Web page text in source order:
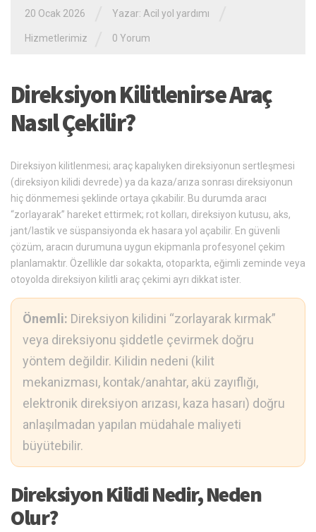
20 Ocak 2026 Yazar: Acil yol yardımı
Hizmetlerimiz 0 Yorum
Direksiyon Kilitlenirse Araç
Nasıl Çekilir?
Direksiyon kilitlenmesi; araç kapalıyken direksiyonun sertleşmesi
(direksiyon kilidi devrede) ya da kaza/arıza sonrası direksiyonun
hiç dönmemesi şeklinde ortaya çıkabilir. Bu durumda aracı
“zorlayarak” hareket ettirmek; rot kolları, direksiyon kutusu, aks,
jant/lastik ve süspansiyonda ek hasara yol açabilir. En güvenli
çözüm, aracın durumuna uygun ekipmanla profesyonel çekim
planlamaktır. Özellikle dar sokakta, otoparkta, eğimli zeminde veya
otoyolda direksiyon kilitli araç çekimi ayrı dikkat ister.
Önemli: Direksiyon kilidini “zorlayarak kırmak”
veya direksiyonu şiddetle çevirmek doğru
yöntem değildir. Kilidin nedeni (kilit
mekanizması, kontak/anahtar, akü zayıflığı,
elektronik direksiyon arızası, kaza hasarı) doğru
anlaşılmadan yapılan müdahale maliyeti
büyütebilir.
Direksiyon Kilidi Nedir, Neden
Olur?